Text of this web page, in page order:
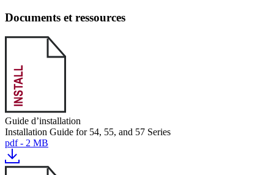
Documents et ressources
Guide d’installation
Installation Guide for 54, 55, and 57 Series
pdf - 2 MB